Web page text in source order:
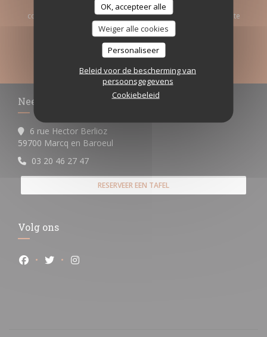
OK, accepteer alle
Weiger alle cookies
Personaliseer
Beleid voor de bescherming van
persoonsgegevens
Cookiebeleid
Schrijf je in op onze nieuwsbrief om gepersonaliseerde
communicatie en marketingaanbiedingen per e-mail van ons te
ontvangen.
ABONNEREN
Neem contact met ons op
6 rue Hector Berlioz
59700 Marcq en Baroeul
03 20 46 27 47
RESERVEER EEN TAFEL
Volg ons
Facebook ((opent in een nieuw venster))
Twitter ((opent in een nieuw venster))
Instagram ((opent in een nieuw venster))